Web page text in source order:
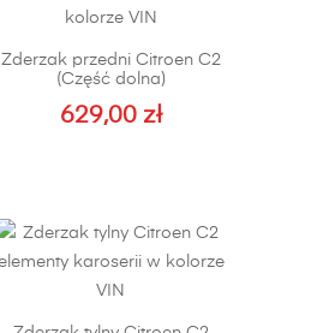
Zderzak przedni Citroen C2
(Część dolna)
629,00 zł